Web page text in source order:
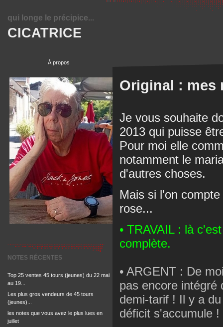
CICATRICE
qui longe le précipice...
À propos
NOTES RÉCENTES
Top 25 ventes 45 tours (jeunes) du 22 mai
au 19...
Les plus gros vendeurs de 45 tours
(jeunes)...
les notes que vous avez le plus lues en
juillet
Original : mes
Je vous souhaite
2013 qui puisse
Pour moi elle
notamment le
d'autres choses.
Mais si l'on
rose...
• TRAVAIL : là
complète.
• ARGENT : De
pas encore intégré
demi-tarif ! Il y a
déficit s'accumule !